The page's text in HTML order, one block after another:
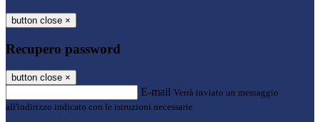
button close ×
Recupero password
button close ×
E-mail Verrà inviato un messaggio
all'indirizzo indicato con le istruzioni necessarie.